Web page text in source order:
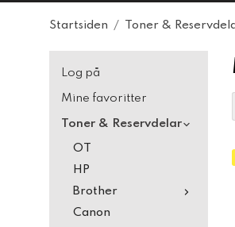
Startsiden / Toner &
Log på
Mine favoritter
Toner & Reservdelar
OT
HP
Brother
Canon